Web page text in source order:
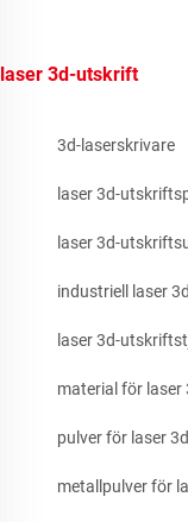
laser 3d-utskrift
3d-laserskrivare
laser 3d-
laser 3d-
industriell laser
laser 3d-
material för laser
pulver för laser
metallpulver för